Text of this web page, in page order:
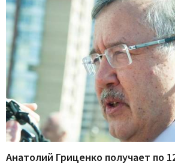
Анатолий Гриценко получает по